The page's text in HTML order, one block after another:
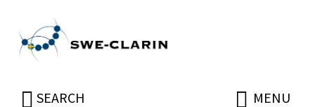
ÖPPNA
SEARCH ÖPPNA
MENU